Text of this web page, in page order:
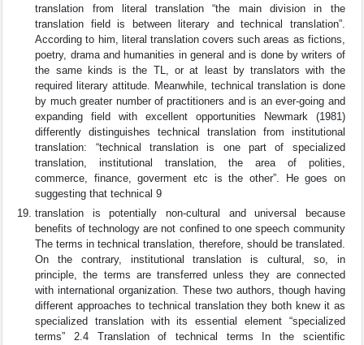
translation from literal translation “the main division in the
translation field is between literary and technical translation”.
According to him, literal translation covers such areas as fictions,
poetry, drama and humanities in general and is done by writers of
the same kinds is the TL, or at least by translators with the
required literary attitude. Meanwhile, technical translation is done
by much greater number of practitioners and is an ever-going and
expanding field with excellent opportunities Newmark (1981)
differently distinguishes technical translation from institutional
translation: “technical translation is one part of specialized
translation, institutional translation, the area of polities,
commerce, finance, goverment etc is the other”. He goes on
suggesting that technical 9
translation is potentially non-cultural and universal because
benefits of technology are not confined to one speech community
The terms in technical translation, therefore, should be translated.
On the contrary, institutional translation is cultural, so, in
principle, the terms are transferred unless they are connected
with international organization. These two authors, though having
different approaches to technical translation they both knew it as
specialized translation with its essential element “specialized
terms” 2.4 Translation of technical terms In the scientific